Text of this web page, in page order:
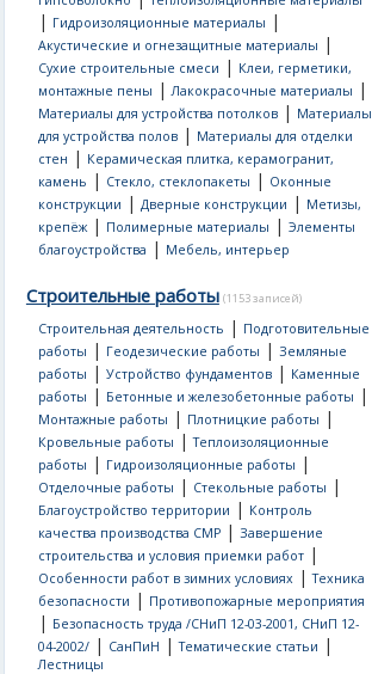
| Гидроизоляционные материалы |
Акустические и огнезащитные материалы |
Сухие строительные смеси | Клеи, герметики,
монтажные пены |Лакокрасочные материалы |
Материалы для устройства потолков| Материалы
для устройства полов| Материалы для отделки
стен | Керамическая плитка, керамогранит,
камень | Стекло, стеклопакеты | Оконные
конструкции | Дверные конструкции | Метизы,
крепёж| Полимерные материалы | Элементы
благоустройства | Мебель, интерьер
Строительные работы (1153 записей)
Строительная деятельность | Подготовительные
работы | Геодезические работы | Земляные
работы | Устройство фундаментов| Каменные
работы | Бетонные и железобетонные работы |
Монтажные работы | Плотницкие работы |
Кровельные работы |Теплоизоляционные
работы | Гидроизоляционные работы |
Отделочные работы | Стекольные работы |
Благоустройство территории | Контроль
качества производства СМР| Завершение
строительства и условия приемки работ|
Особенности работ в зимних условиях|Техника
безопасности | Противопожарные мероприятия
| Безопасность труда /СНиП 12-03-2001, СНиП 12-
04-2002/| СанПиН |Тематические статьи |
Лестницы